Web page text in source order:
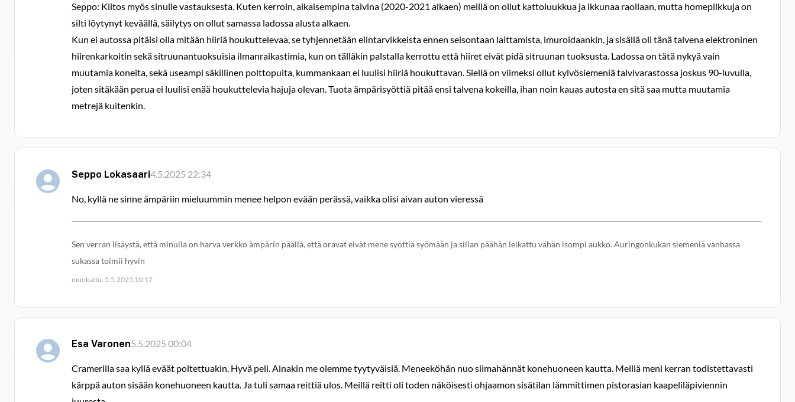
Seppo: Kiitos myös sinulle vastauksesta. Kuten kerroin, aikaisempina talvina (2020-2021 alkaen) meillä on ollut kattoluukkua ja ikkunaa raollaan, mutta homepilkkuja on
silti löytynyt keväällä, säilytys on ollut samassa ladossa alusta alkaen.
Kun ei autossa pitäisi olla mitään hiiriä houkuttelevaa, se tyhjennetään elintarvikkeista ennen seisontaan laittamista, imuroidaankin, ja sisällä oli tänä talvena elektroninen
hiirenkarkoitin sekä sitruunantuoksuisia ilmanraikastimia, kun on tälläkin palstalla kerrottu että hiiret eivät pidä sitruunan tuoksusta. Ladossa on tätä nykyä vain
muutamia koneita, sekä useampi säkillinen polttopuita, kummankaan ei luulisi hiiriä houkuttavan. Siellä on viimeksi ollut kylvösiemeniä talvivarastossa joskus 90-luvulla,
joten sitäkään perua ei luulisi enää houkuttelevia hajuja olevan. Tuota ämpärisyöttiä pitää ensi talvena kokeilla, ihan noin kauas autosta en sitä saa mutta muutamia
metrejä kuitenkin.
Seppo Lokasaari4.5.2025 22:34
No, kyllä ne sinne ämpäriin mieluummin menee helpon evään perässä, vaikka olisi aivan auton vieressä
Sen verran lisäystä, että minulla on harva verkko ämpärin päällä, että oravat eivät mene syöttiä syömään ja sillan päähän leikattu vähän isompi aukko. Auringonkukan siemeniä vanhassa
sukassa toimii hyvin
muokattu: 5.5.2025 10:17
Esa Varonen5.5.2025 00:04
Cramerilla saa kyllä eväät poltettuakin. Hyvä peli. Ainakin me olemme tyytyväisiä. Meneeköhän nuo siimahännät konehuoneen kautta. Meillä meni kerran todistettavasti
kärppä auton sisään konehuoneen kautta. Ja tuli samaa reittiä ulos. Meillä reitti oli toden näköisesti ohjaamon sisätilan lämmittimen pistorasian kaapeliläpiviennin